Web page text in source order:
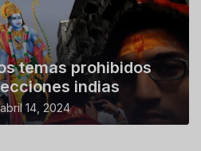
temas prohibidos
indias
abril 14, 2024